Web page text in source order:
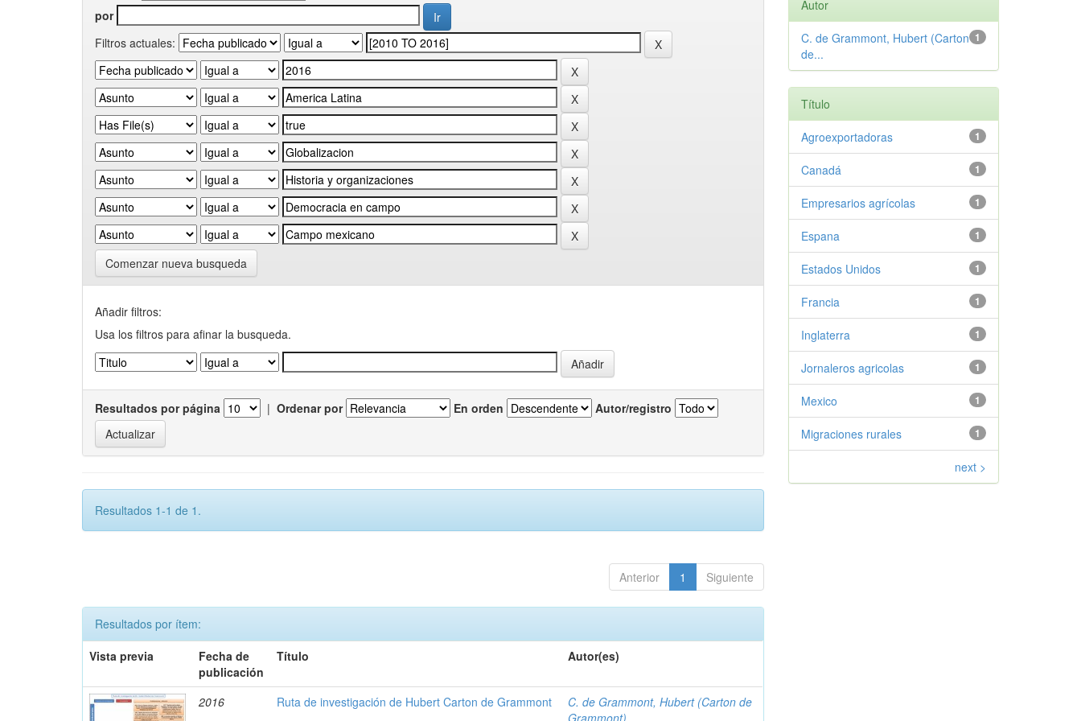
por
Filtros actuales:
Comenzar nueva busqueda
Añadir filtros:
Usa los filtros para afinar la busqueda.
Resultados por página | Ordenar por En orden Autor/registro
Resultados 1-1 de 1.
Anterior 1 Siguiente
Resultados por ítem:
Vista previa
Fecha de
publicación
Título Autor(es)
2016 Ruta de investigación de Hubert Carton de Grammont
C. de Grammont, Hubert (Carton de
Grammont)
Autor
1
C. de Grammont, Hubert (Carton
de...
Título
1
Agroexportadoras
1
Canadá
1
Empresarios agrícolas
1
Espana
1
Estados Unidos
1
Francia
1
Inglaterra
1
Jornaleros agricolas
1
Mexico
1
Migraciones rurales
next >